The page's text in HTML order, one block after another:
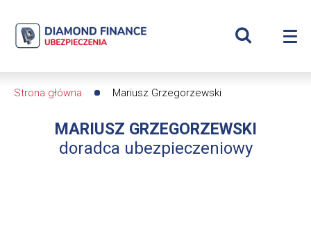
Mariusz
GD
Diamond
Wyświetl
nawigacyjna
Strona główna Mariusz Grzegorzewski
MARIUSZ GRZEGORZEWSKI
doradca ubezpieczeniowy